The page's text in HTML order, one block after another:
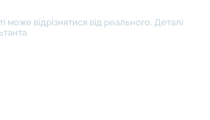
може відрізнятися від реального. Деталі